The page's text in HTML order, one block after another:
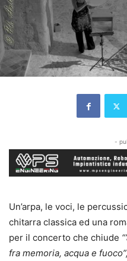
-
Un’arpa, le voci, le
chitarra classica ed una
per il concerto che chiude
fra memoria, acqua e fuoco”,